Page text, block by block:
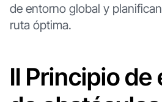
de entorno global y
ruta óptima.
II Principio de